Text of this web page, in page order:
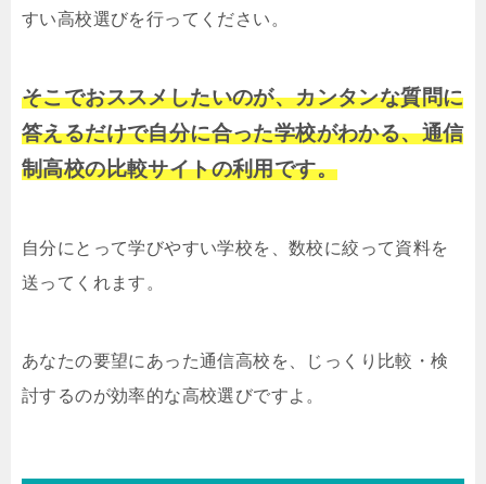
すい高校選びを行ってください。
そこでおススメしたいのが、カンタンな質問に
答えるだけで自分に合った学校がわかる、通信
制高校の比較サイトの利用です。
自分にとって学びやすい学校を、数校に絞って資料を
送ってくれます。
あなたの要望にあった通信高校を、じっくり比較・検
討するのが効率的な高校選びですよ。